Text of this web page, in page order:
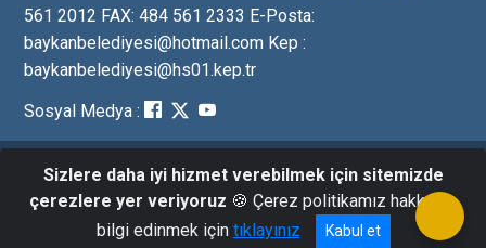
561 2012 FAX: 484 561 2333 E-Posta:
baykanbelediyesi@hotmail.com Kep :
baykanbelediyesi@hs01.kep.tr
Sosyal Medya :
BAYKAN BELEDIYE BASKANLIGI Tüm Haklari Saklidir ©
2023
Sizlere daha iyi hizmet verebilmek için sitemizde
çerezlere yer veriyoruz 🍪 Çerez politikamız hakkında
bilgi edinmek için tıklayınız Kabul et